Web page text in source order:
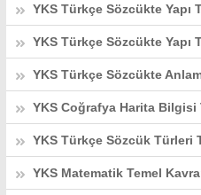
YKS Türkçe Sözcükte Yapı
YKS Türkçe Sözcükte Yapı
YKS Türkçe Sözcükte
YKS Coğrafya Harita Bilgisi
YKS Türkçe Sözcük Türleri
YKS Matematik Temel